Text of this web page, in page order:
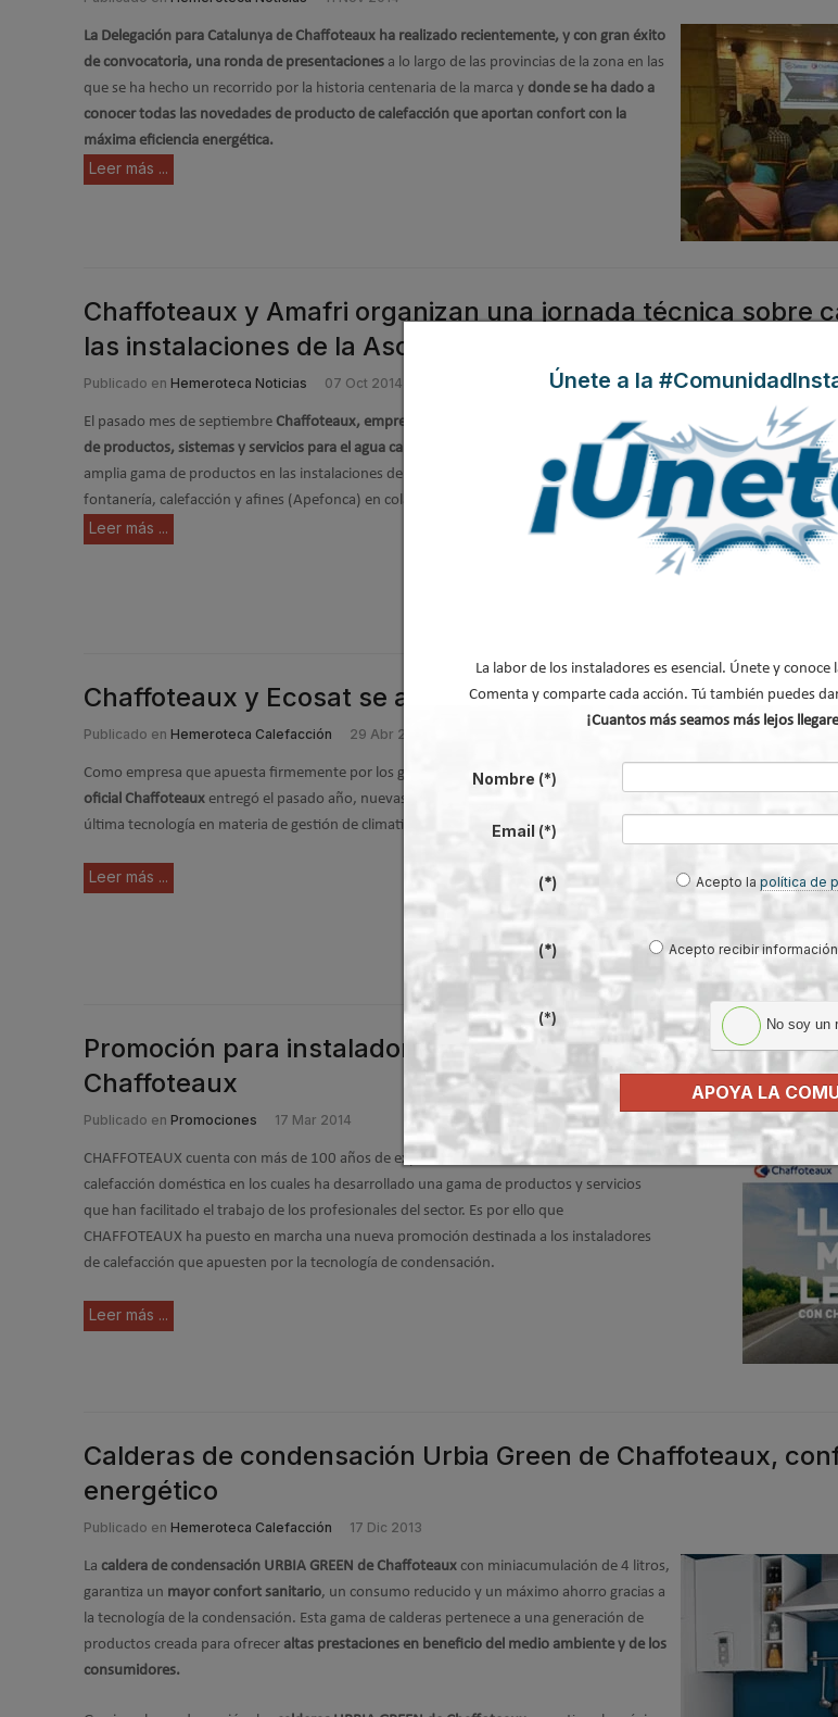
La Delegación para Catalunya de Chaffoteaux ha realizado recientemente, y con gran éxito
de convocatoria, una ronda de presentaciones a lo largo de las provincias de la zona en las
que se ha hecho un recorrido por la historia centenaria de la marca y donde se ha dado a
conocer todas las novedades de producto de calefacción que aportan confort con la
máxima eficiencia energética.
Leer más ...
Chaffoteaux y Amafri organizan una jornada técnica sobre
las instalaciones de la Asociación de Fontaneros de Zaragoza
Publicado en Hemeroteca Noticias 07 Oct 2014
El pasado mes de septiembre Chaffoteaux, empresa líder que ofrece un abanico completo
de productos, sistemas y servicios para el agua caliente sanitaria y calefacción,presentó su
amplia gama de productos en las instalaciones de la Asociación profesional empresarial de
fontanería, calefacción y afines (Apefonca) en colaboración con la empresa Amafri.
Leer más ...
Chaffoteaux y Ecosat se afianzan en el mercado
Publicado en Hemeroteca Calefacción 29 Abr 2014
Como empresa que apuesta firmemente por los grandes proyectos,Ecosat servicio técnico
oficial Chaffoteaux entregó el pasado año, nuevas viviendas en Madrid, que cuentan con la
última tecnología en materia de gestión de climatización.
Leer más ...
Promoción para instaladores, con las calderas de
Chaffoteaux
Publicado en Promociones 17 Mar 2014
CHAFFOTEAUX cuenta con más de 100 años de experiencia en el mundo de la
calefacción doméstica en los cuales ha desarrollado una gama de productos y servicios
que han facilitado el trabajo de los profesionales del sector. Es por ello que
CHAFFOTEAUX ha puesto en marcha una nueva promoción destinada a los instaladores
de calefacción que apuesten por la tecnología de condensación.
Leer más ...
Calderas de condensación Urbia Green de Chaffoteaux,
energético
Publicado en Hemeroteca Calefacción 17 Dic 2013
La caldera de condensación URBIA GREEN de Chaffoteaux con miniacumulación de 4 litros,
garantiza un mayor confort sanitario, un consumo reducido y un máximo ahorro gracias a
la tecnología de la condensación. Esta gama de calderas pertenece a una generación de
productos creada para ofrecer altas prestaciones en beneficio del medio ambiente y de los
consumidores.
Únete a la
La labor de los instaladores es esencial. Únete y conoce
Comenta y comparte cada acción. Tú también puedes
¡Cuantos más seamos más lejos
Nombre (*)
Email (*)
(*) Acepto lapolítica de
(*) Acepto recibir
(*) No soy un
APOYA LA